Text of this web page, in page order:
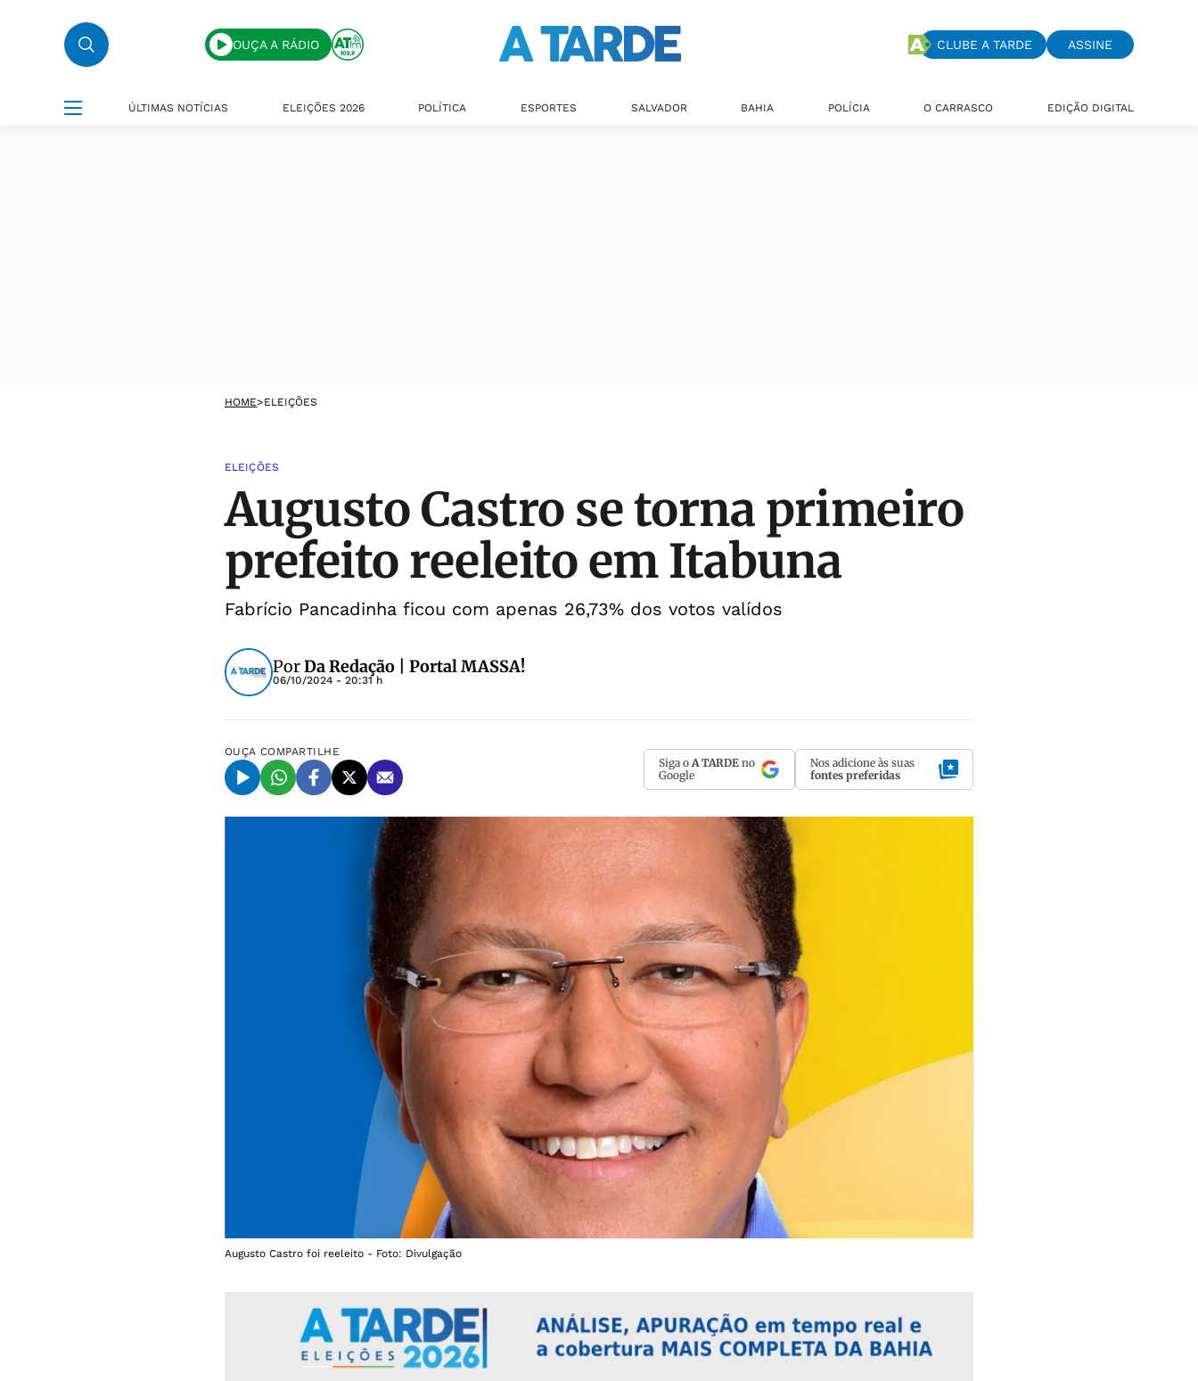
OUÇA A RÁDIO CLUBE A TARDE ASSINE
ÚLTIMAS NOTÍCIAS ELEIÇÕES 2026 POLÍTICA ESPORTES SALVADOR BAHIA POLÍCIA O CARRASCO EDIÇÃO DIGITAL
HOME>ELEIÇÕES
ELEIÇÕES
Augusto Castro se torna primeiro
prefeito reeleito em Itabuna
Fabrício Pancadinha ficou com apenas 26,73% dos votos valídos
PorDa Redação | Portal MASSA!
06/10/2024 - 20:31 h
OUÇA COMPARTILHE
Siga o A TARDE no
Google
Nos adicione às suas
fontes preferidas
Augusto Castro foi reeleito - Foto: Divulgação